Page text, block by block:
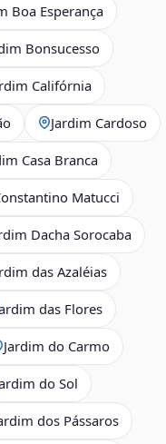
Boa Esperança
Bonsucesso
Califórnia
Jardim Cardoso
Casa Branca
Matucci
Dacha Sorocaba
das Azaléias
das Flores
Jardim do Carmo
do Sol
dos Pássaros